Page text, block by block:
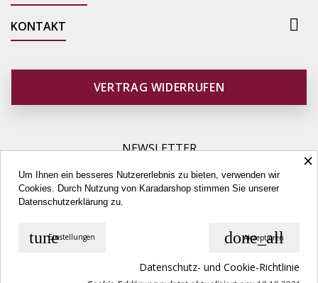
KONTAKT 
VERTRAG WIDERRUFEN
NEWSLETTER ×
Um Ihnen ein besseres Nutzererlebnis zu bieten, verwenden wir
Cookies. Durch Nutzung von Karadarshop stimmen Sie unserer
Datenschutzerklärung zu.
done_all
Akzeptieren
tuneEinstellungen
Datenschutz- und Cookie-Richtlinie